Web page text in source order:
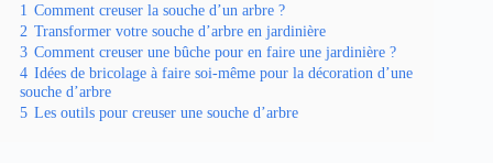
1 Comment creuser la souche d’un arbre ?
2 Transformer votre souche d’arbre en jardinière
3 Comment creuser une bûche pour en faire une jardinière ?
4 Idées de bricolage à faire soi-même pour la décoration d’une
souche d’arbre
5 Les outils pour creuser une souche d’arbre